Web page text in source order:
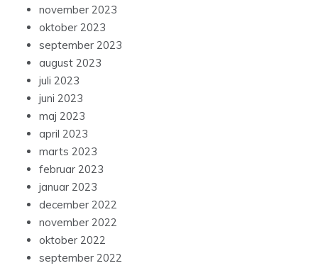
november 2023
oktober 2023
september 2023
august 2023
juli 2023
juni 2023
maj 2023
april 2023
marts 2023
februar 2023
januar 2023
december 2022
november 2022
oktober 2022
september 2022